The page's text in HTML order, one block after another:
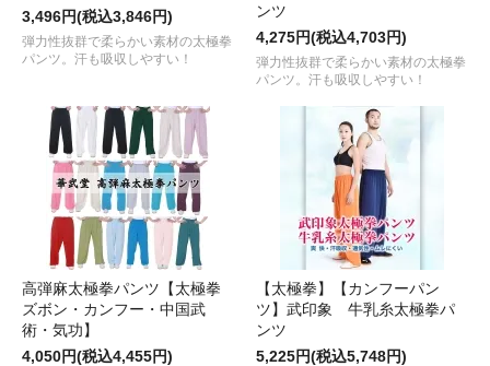
3,496円(税込3,846円)
弾力性抜群で柔らかい素材の太極拳
パンツ。汗も吸収しやすい！
ンツ
4,275円(税込4,703円)
弾力性抜群で柔らかい素材の太極拳
パンツ。汗も吸収しやすい！
高弾麻太極拳パンツ【太極拳
ズボン・カンフー・中国武
術・気功】
4,050円(税込4,455円)
【太極拳】【カンフーパン
ツ】武印象 牛乳糸太極拳パ
ンツ
5,225円(税込5,748円)